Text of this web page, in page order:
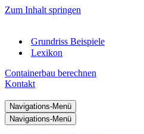
Zum Inhalt springen
Grundriss Beispiele
Lexikon
Containerbau berechnen
Kontakt
Navigations-Menü
Navigations-Menü